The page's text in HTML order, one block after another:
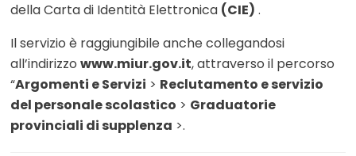
della Carta di Identità Elettronica (CIE) .
Il servizio è raggiungibile anche collegandosi
all’indirizzo www.miur.gov.it, attraverso il percorso
“Argomenti e Servizi > Reclutamento e servizio
del personale scolastico > Graduatorie
provinciali di supplenza >.